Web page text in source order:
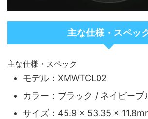
主な仕様・スペッ
主な仕様・スペック
モデル：XMWTCL02
カラー：ブラック / ネイビーブ
サイズ：45.9 × 53.35 ×